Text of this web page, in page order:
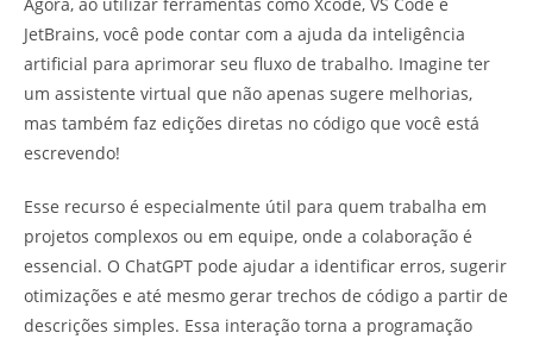
Agora, ao utilizar ferramentas como Xcode, VS Code e
JetBrains, você pode contar com a ajuda da inteligência
artificial para aprimorar seu fluxo de trabalho. Imagine ter
um assistente virtual que não apenas sugere melhorias,
mas também faz edições diretas no código que você está
escrevendo!
Esse recurso é especialmente útil para quem trabalha em
projetos complexos ou em equipe, onde a colaboração é
essencial. O ChatGPT pode ajudar a identificar erros, sugerir
otimizações e até mesmo gerar trechos de código a partir de
descrições simples. Essa interação torna a programação